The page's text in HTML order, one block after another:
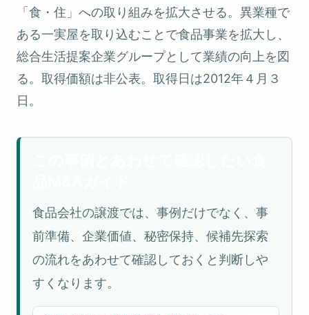
「食・住」への取り組みを拡大させる。異業種で
ある一実屋を取り込むことで食品事業を拡大し、
総合生活提案企業グループとして業績の向上を図
る。取得価額は非公表。取得日は2012年４月３
日。
食品会社の譲渡では、事例だけでなく、事
前準備、企業価値、秘密保持、候補先探索
の流れをあわせて確認しておくと判断しや
すくなります。